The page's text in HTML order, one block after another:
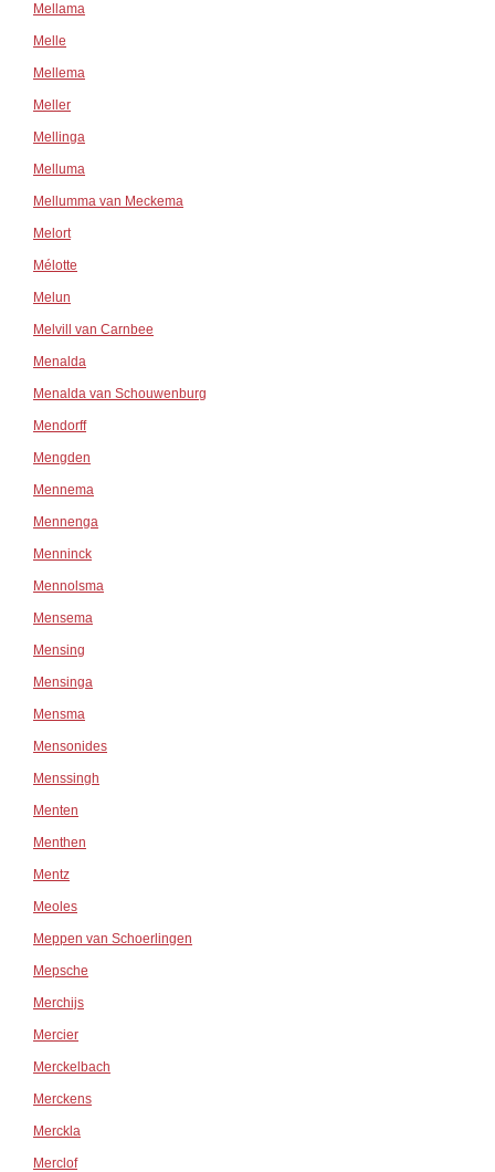
Mellama
Melle
Mellema
Meller
Mellinga
Melluma
Mellumma van Meckema
Melort
Mélotte
Melun
Melvill van Carnbee
Menalda
Menalda van Schouwenburg
Mendorff
Mengden
Mennema
Mennenga
Menninck
Mennolsma
Mensema
Mensing
Mensinga
Mensma
Mensonides
Menssingh
Menten
Menthen
Mentz
Meoles
Meppen van Schoerlingen
Mepsche
Merchijs
Mercier
Merckelbach
Merckens
Merckla
Merclof